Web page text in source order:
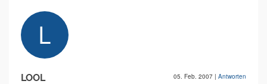
LOOL 05. Feb. 2007 | Antworten